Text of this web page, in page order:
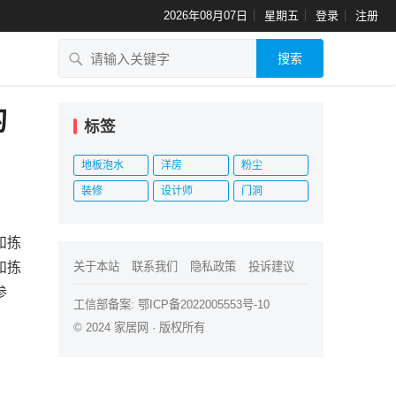
2026年08月07日 星期五 登录 注册
搜索
拣
拣
标签
地板泡水 洋房 粉尘
装修 设计师 门洞
关于本站 联系我们 隐私政策 投诉建议
工信部备案: 鄂ICP备2022005553号-10
© 2024 家居网 · 版权所有